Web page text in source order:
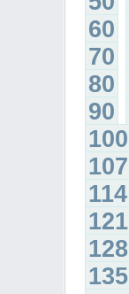
60
70
80
90
100
107
114
121
128
135